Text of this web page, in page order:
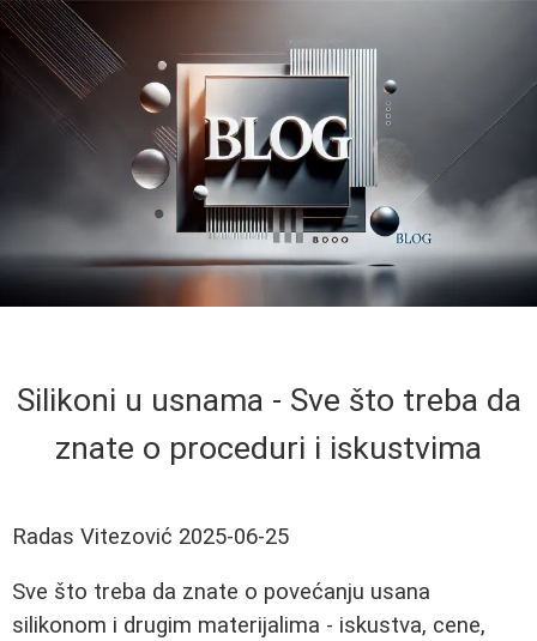
Silikoni u usnama - Sve što treba da
znate o proceduri i iskustvima
Radas Vitezović 2025-06-25
Sve što treba da znate o povećanju usana
silikonom i drugim materijalima - iskustva, cene,